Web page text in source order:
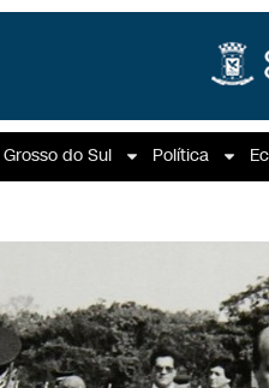
do Sul Política